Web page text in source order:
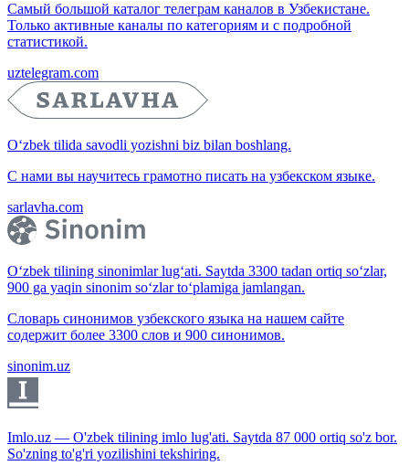
Самый большой каталог телеграм каналов в Узбекистане.
Только активные каналы по категориям и с подробной
статистикой.
uztelegram.com
O‘zbek tilida savodli yozishni biz bilan boshlang.
С нами вы научитесь грамотно писать на узбекском языке.
sarlavha.com
O‘zbek tilining sinonimlar lug‘ati. Saytda 3300 tadan ortiq so‘zlar,
900 ga yaqin sinonim so‘zlar to‘plamiga jamlangan.
Словарь синонимов узбекского языка на нашем сайте
содержит более 3300 слов и 900 синонимов.
sinonim.uz
Imlo.uz — O'zbek tilining imlo lug'ati. Saytda 87 000 ortiq so'z bor.
So'zning to'g'ri yozilishini tekshiring.